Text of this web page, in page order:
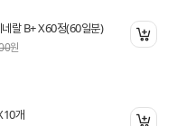
랄 B+ X60정(60일분)
원
개